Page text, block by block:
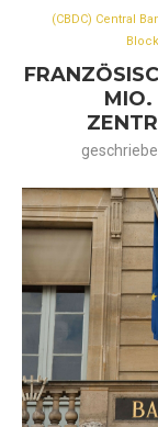
(CBDC) Central
MIO.